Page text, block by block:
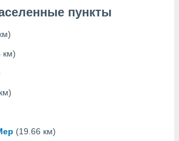
пункты
км)
(19.66 км)